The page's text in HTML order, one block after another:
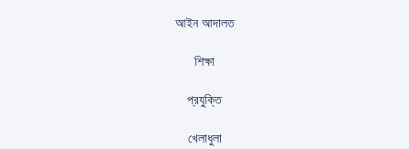
আইন আদালত
শিক্ষা
প্রযুক্তি
খেলাধুলা